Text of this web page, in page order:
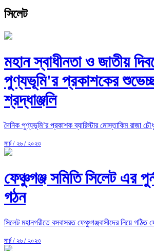
সিলেট
মহান স্বাধীনতা ও জাতীয়
পুণ্যভূমি'র প্রকাশকের
শ্রদ্ধাঞ্জলি
দৈনিক পুণ্যভূমি’র প্রকাশক ব্যারিস্টার মোস্তাকিম রাজা
মার্চ / ২৬ / ২০২৩
ফেঞ্চুগঞ্জ সমিতি সিলেট এর
গঠন
সিলেট মহানগরীতে বসবাসরত ফেঞ্চুগঞ্জবাসীদের নিয়ে গঠিত
মার্চ / ২৬ / ২০২৩